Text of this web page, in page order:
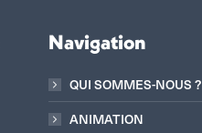
Navigation
QUI SOMMES-NOUS ?
ANIMATION